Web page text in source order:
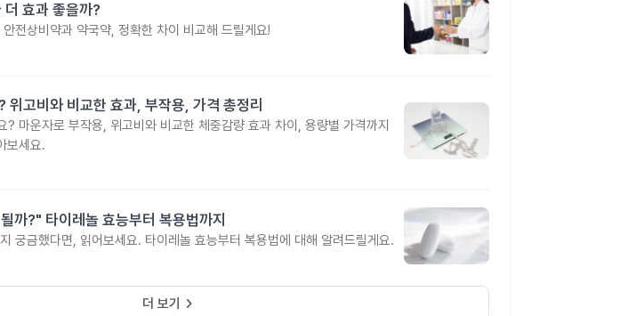
효과 좋을까?
전상비약과 약국약, 정확한 차이 비교해 드릴게요!
위고비와 비교한 효과, 부작용, 가격 총정리
? 마운자로 부작용, 위고비와 비교한 체중감량 효과 차이, 용량별 가격까지
보세요.
까?" 타이레놀 효능부터 복용법까지
궁금했다면, 읽어보세요. 타이레놀 효능부터 복용법에 대해 알려드릴게요.
더 보기 keyboard_arrow_right